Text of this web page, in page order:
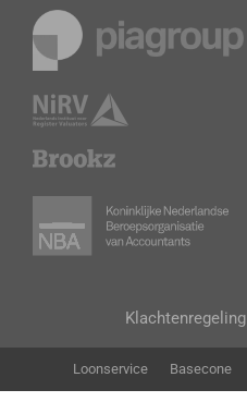
Klachtenregeling
Loonservice Basecone